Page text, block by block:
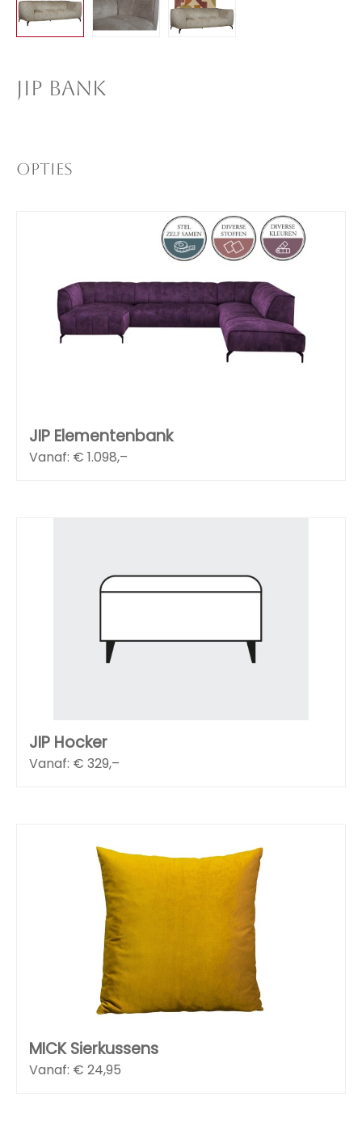
JIP BANK
Opties
JIP Elementenbank
Vanaf: € 1.098,–
JIP Hocker
Vanaf: € 329,–
MICK Sierkussens
Vanaf: € 24,95